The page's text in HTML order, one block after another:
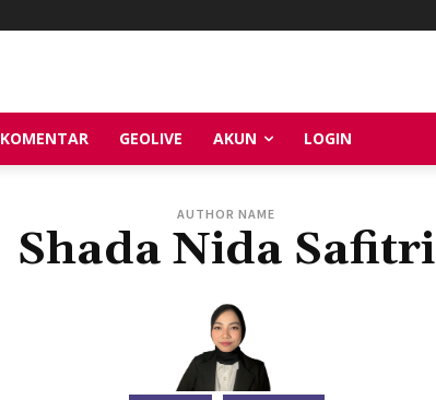
KOMENTAR GEOLIVE AKUN LOGIN
AUTHOR NAME
Shada Nida Safitri